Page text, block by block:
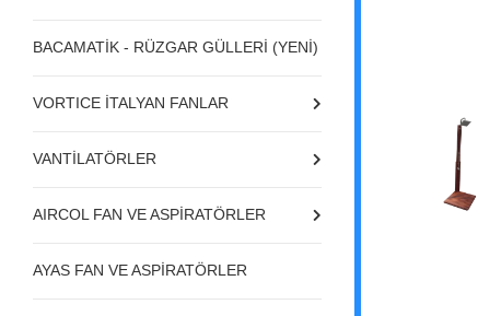
BACAMATİK - RÜZGAR GÜLLERİ (YENİ)
VORTICE İTALYAN FANLAR
VANTİLATÖRLER
AIRCOL FAN VE ASPİRATÖRLER
AYAS FAN VE ASPİRATÖRLER